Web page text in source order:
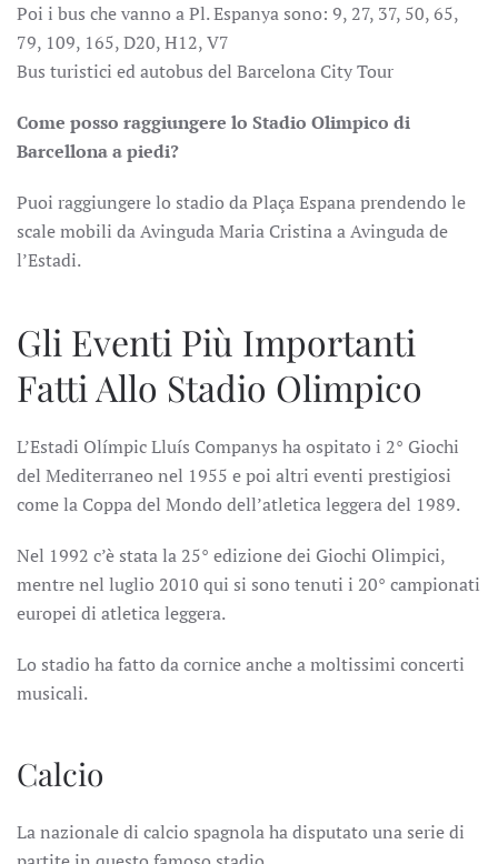
Poi i bus che vanno a Pl. Espanya sono: 9, 27, 37, 50, 65,
79, 109, 165, D20, H12, V7
Bus turistici ed autobus del Barcelona City Tour
Come posso raggiungere lo Stadio Olimpico di
Barcellona a piedi?
Puoi raggiungere lo stadio da Plaça Espana prendendo le
scale mobili da Avinguda Maria Cristina a Avinguda de
l’Estadi.
Gli Eventi Più Importanti
Fatti Allo Stadio Olimpico
L’Estadi Olímpic Lluís Companys ha ospitato i 2° Giochi
del Mediterraneo nel 1955 e poi altri eventi prestigiosi
come la Coppa del Mondo dell’atletica leggera del 1989.
Nel 1992 c’è stata la 25° edizione dei Giochi Olimpici,
mentre nel luglio 2010 qui si sono tenuti i 20° campionati
europei di atletica leggera.
Lo stadio ha fatto da cornice anche a moltissimi concerti
musicali.
Calcio
La nazionale di calcio spagnola ha disputato una serie di